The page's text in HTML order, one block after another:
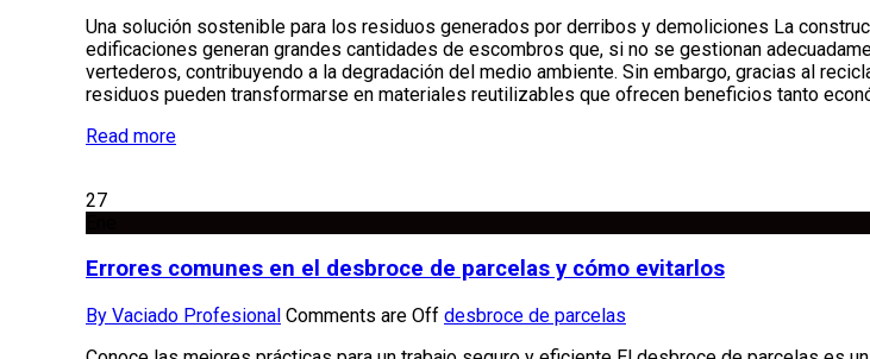
Una solución sostenible para los residuos generados por derribos y demoliciones La
edificaciones generan grandes cantidades de escombros que, si no se gestionan
vertederos, contribuyendo a la degradación del medio ambiente. Sin embargo, gracias al
residuos pueden transformarse en materiales reutilizables que ofrecen beneficios tanto
Read more
27
Errores comunes en el desbroce de parcelas y cómo evitarlos
By Vaciado Profesional Comments are Off desbroce de parcelas